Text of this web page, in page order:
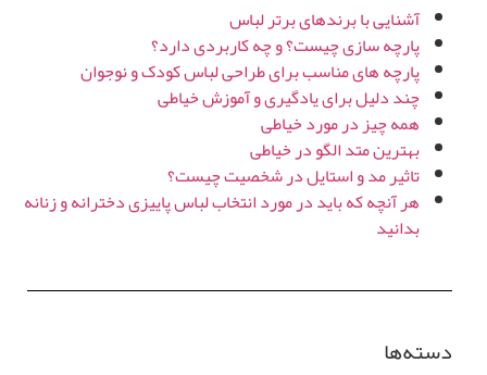
آشنایی با برندهای برتر لباس
پارچه سازی چیست؟ و چه کاربردی دارد؟
پارچه های مناسب برای طراحی لباس کودک و نوجوان
چند دلیل برای یادگیری و آموزش خیاطی
همه چیز در مورد خیاطی
بهترین متد الگو در خیاطی
تاثیر مد و استایل در شخصیت چیست؟
هر آنچه که باید در مورد انتخاب لباس پاییزی دخترانه و زنانه
بدانید
دسته‌ها